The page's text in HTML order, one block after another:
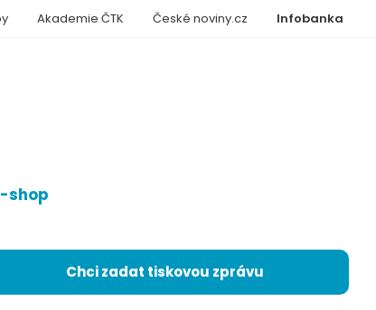
shop
Infobanka
Akademie ČTK České noviny.cz
Chci zadat tiskovou zprávu